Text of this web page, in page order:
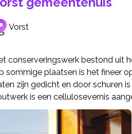
Vorst
conserveringswerk bestond uit
sommige plaatsen is het fineer
zijn gedicht en door schuren
is een cellulosevernis